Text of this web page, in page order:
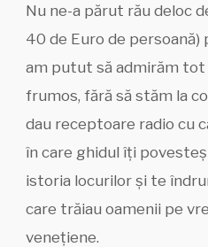
Nu ne-a părut rău deloc
40 de Euro de
am putut să admirăm tot
frumos, fără să stăm la
dau receptoare radio cu
în care ghidul îți
istoria locurilor și te
care trăiau oamenii pe
venețiene.